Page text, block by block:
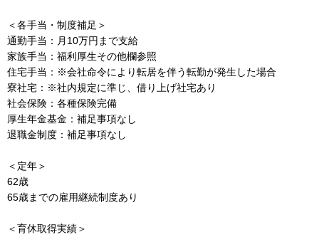
＜各手当・制度補足＞
通勤手当：月10万円まで支給
家族手当：福利厚生その他欄参照
住宅手当：※会社命令により転居を伴う転勤が発生した場合
寮社宅：※社内規定に準じ、借り上げ社宅あり
社会保険：各種保険完備
厚生年金基金：補足事項なし
退職金制度：補足事項なし
＜定年＞
62歳
65歳までの雇用継続制度あり
＜育休取得実績＞